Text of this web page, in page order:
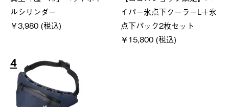
ルシリンダー
￥3,980 (税込)
イパー氷点下クーラーL＋氷
点下パック2枚セット
￥15,800 (税込)
4